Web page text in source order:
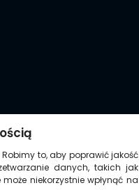
to, aby poprawić jakość
danych, takich jak
niekorzystnie wpłynąć na